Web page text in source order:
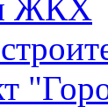
ЖКХ